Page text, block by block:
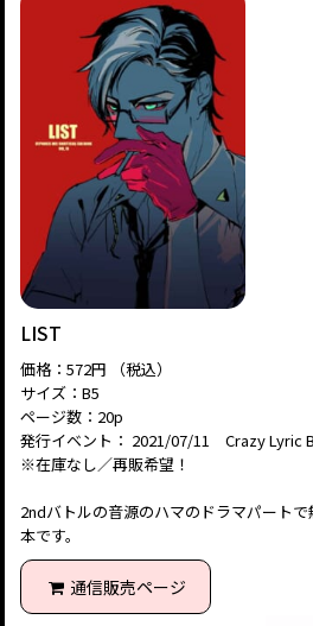
LIST
価格：572円 （税込）
サイズ：B5
ページ数：20p
発行イベント： 2021/07/11 Crazy Lyric
※在庫なし／再販希望！
2ndバトルの音源のハマのドラマパート
本です。
通信販売ページ